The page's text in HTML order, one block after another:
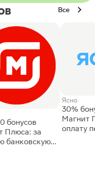
Все
бонусов
Плюса: за
банковскую
Ясно
30%
Магнит
оплату